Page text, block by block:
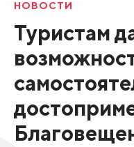
НОВОСТИ
Туристам